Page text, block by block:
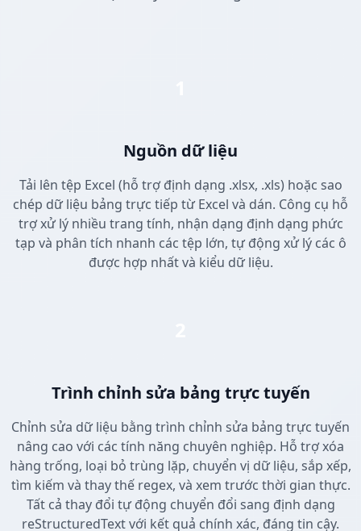
Nguồn dữ liệu
Tải lên tệp Excel (hỗ trợ định dạng .xlsx, .xls) hoặc sao
chép dữ liệu bảng trực tiếp từ Excel và dán. Công cụ hỗ
trợ xử lý nhiều trang tính, nhận dạng định dạng phức
tạp và phân tích nhanh các tệp lớn, tự động xử lý các ô
được hợp nhất và kiểu dữ liệu.
Trình chỉnh sửa bảng trực tuyến
Chỉnh sửa dữ liệu bằng trình chỉnh sửa bảng trực tuyến
nâng cao với các tính năng chuyên nghiệp. Hỗ trợ xóa
hàng trống, loại bỏ trùng lặp, chuyển vị dữ liệu, sắp xếp,
tìm kiếm và thay thế regex, và xem trước thời gian thực.
Tất cả thay đổi tự động chuyển đổi sang định dạng
reStructuredText với kết quả chính xác, đáng tin cậy.